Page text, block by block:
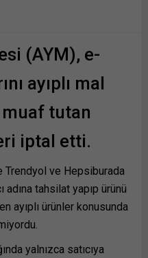
(AYM), e-
ayıplı mal
tutan
iptal etti.
Trendyol ve Hepsiburada
tahsilat yapıp ürünü
ayıplı ürünler konusunda
yalnızca satıcıya